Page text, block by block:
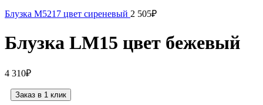
Блузка М5217 цвет сиреневый 2 505₽
Блузка LM15 цвет бежевый
4 310₽
Заказ в 1 клик